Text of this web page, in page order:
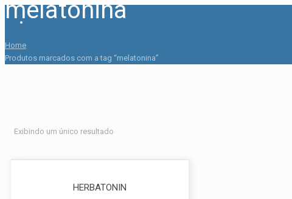
melatonina
Home
Produtos marcados com a tag “melatonina”
Exibindo um único resultado
HERBATONIN